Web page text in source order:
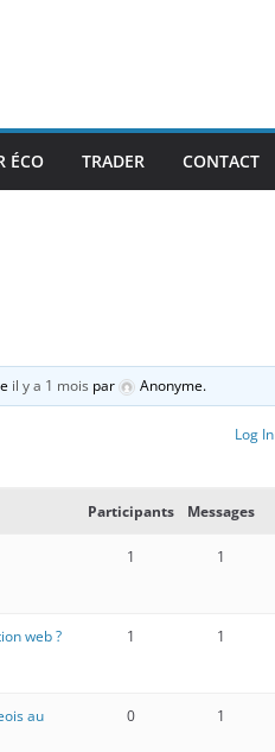
ÉCO TRADER CONTACT
il y a 1 mois par Anonyme.
Log In
Participants Messages
1 1
web ? 1 1
au
0 1